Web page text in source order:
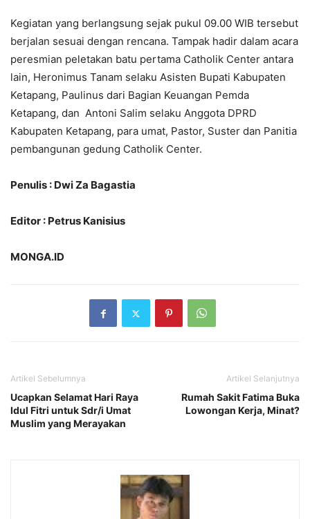
Kegiatan yang berlangsung sejak pukul 09.00 WIB tersebut
berjalan sesuai dengan rencana. Tampak hadir dalam acara
peresmian peletakan batu pertama Catholik Center antara
lain, Heronimus Tanam selaku Asisten Bupati Kabupaten
Ketapang, Paulinus dari Bagian Keuangan Pemda
Ketapang, dan Antoni Salim selaku Anggota DPRD
Kabupaten Ketapang, para umat, Pastor, Suster dan Panitia
pembangunan gedung Catholik Center.
Penulis : Dwi Za Bagastia
Editor : Petrus Kanisius
MONGA.ID
Artikel Sebelumnya
Ucapkan Selamat Hari Raya
Idul Fitri untuk Sdr/i Umat
Muslim yang Merayakan
Artikel Selanjutnya
Rumah Sakit Fatima Buka
Lowongan Kerja, Minat?